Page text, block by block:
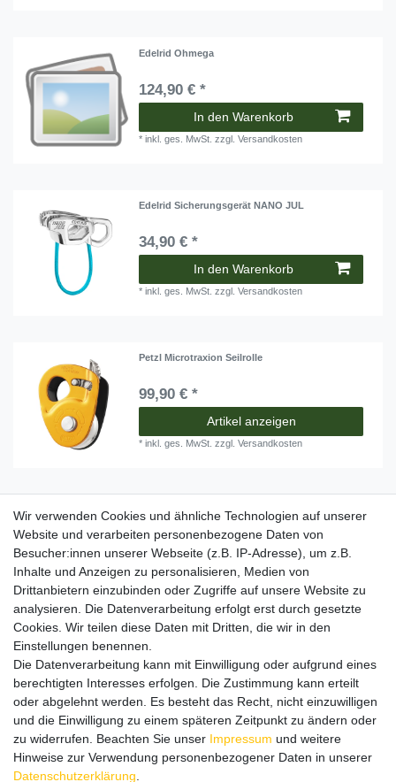
Edelrid Ohmega
124,90 € *
In den Warenkorb
*inkl. ges. MwSt. zzgl.Versandkosten
Edelrid Sicherungsgerät NANO JUL
34,90 € *
In den Warenkorb
*inkl. ges. MwSt. zzgl.Versandkosten
Petzl Microtraxion Seilrolle
99,90 € *
Artikel anzeigen
*inkl. ges. MwSt. zzgl.Versandkosten
-50% CT Click-Up Plus Sicherungsgerät Set
UVP 79,90 € 39,95 € *
In den Warenkorb
inkl. ges. MwSt.zzgl.
Lieferzeit etwa 1 bis 3 Werktage
Wir verwenden Cookies und ähnliche Technologien auf unserer
Website und verarbeiten personenbezogene Daten von
Besucher:innen unserer Webseite (z.B. IP-Adresse), um z.B.
Inhalte und Anzeigen zu personalisieren, Medien von
Drittanbietern einzubinden oder Zugriffe auf unsere Website zu
analysieren. Die Datenverarbeitung erfolgt erst durch gesetzte
Cookies. Wir teilen diese Daten mit Dritten, die wir in den
Einstellungen benennen.
Die Datenverarbeitung kann mit Einwilligung oder aufgrund eines
berechtigten Interesses erfolgen. Die Zustimmung kann erteilt
oder abgelehnt werden. Es besteht das Recht, nicht einzuwilligen
und die Einwilligung zu einem späteren Zeitpunkt zu ändern oder
zu widerrufen. Beachten Sie unser Impressum und weitere
Hinweise zur Verwendung personenbezogener Daten in unserer
Daten­schutz­erklärung